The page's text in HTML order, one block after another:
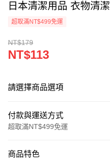
日本清潔用品 衣物清潔
超取滿NT$499免運
NT$179
NT$113
請選擇商品選項
付款與運送方式
超取滿NT$499免運
信用卡一次付款
商品特色